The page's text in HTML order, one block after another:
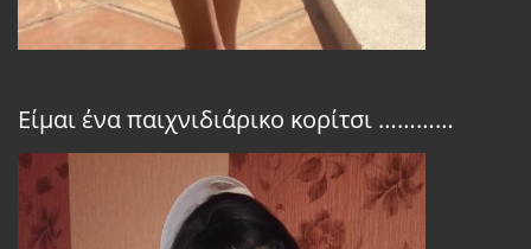
Είμαι ένα παιχνιδιάρικο κορίτσι …………